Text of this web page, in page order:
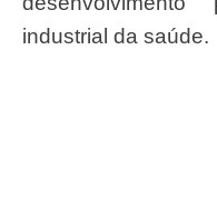
industrial da saúde.